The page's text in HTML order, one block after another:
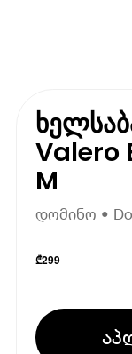
Valero
M
დომინო •
₾299